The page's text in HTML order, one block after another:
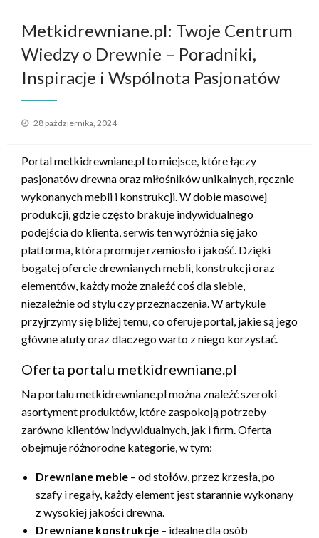
Metkidrewniane.pl: Twoje Centrum
Wiedzy o Drewnie – Poradniki,
Inspiracje i Wspólnota Pasjonatów
Opublikowane
28 października, 2024
Portal metkidrewniane.pl to miejsce, które łączy
pasjonatów drewna oraz miłośników unikalnych, ręcznie
wykonanych mebli i konstrukcji. W dobie masowej
produkcji, gdzie często brakuje indywidualnego
podejścia do klienta, serwis ten wyróżnia się jako
platforma, która promuje rzemiosło i jakość. Dzięki
bogatej ofercie drewnianych mebli, konstrukcji oraz
elementów, każdy może znaleźć coś dla siebie,
niezależnie od stylu czy przeznaczenia. W artykule
przyjrzymy się bliżej temu, co oferuje portal, jakie są jego
główne atuty oraz dlaczego warto z niego korzystać.
Oferta portalu metkidrewniane.pl
Na portalu metkidrewniane.pl można znaleźć szeroki
asortyment produktów, które zaspokoją potrzeby
zarówno klientów indywidualnych, jak i firm. Oferta
obejmuje różnorodne kategorie, w tym:
Drewniane meble – od stołów, przez krzesła, po
szafy i regały, każdy element jest starannie wykonany
z wysokiej jakości drewna.
Drewniane konstrukcje – idealne dla osób